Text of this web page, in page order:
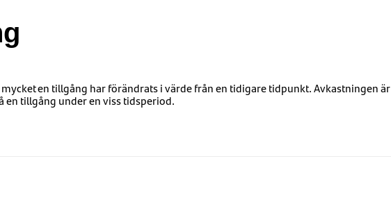
en tillgång har förändrats i värde från en tidigare tidpunkt. Avkastningen är
tillgång under en viss tidsperiod.